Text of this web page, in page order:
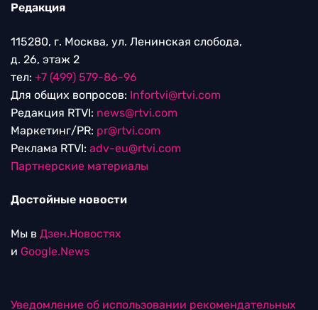
Редакция
115280, г. Москва, ул. Ленинская слобода,
д. 26, этаж 2
тел: +7 (499) 579-86-96
Для общих вопросов: Infortvi@rtvi.com
Редакция RTVI: news@rtvi.com
Маркетинг/PR: pr@rtvi.com
Реклама RTVI: adv-eu@rtvi.com
Партнерские материалы
Достойные новости
Мы в Дзен.Новостях
и Google.News
Уведомление об использовании рекомендательных